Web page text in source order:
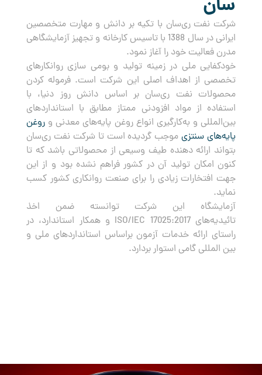
سان
شرکت نفت ری‌سان با تکیه بر دانش و مهارت متخصصین
ایرانی در سال 1388 با تاسیس کارخانه و تجهیز آزمایشگاهی
مدرن فعالیت خود را آغاز نمود.
خودکفایی ملی در زمینه تولید و بومی سازی روانکارهای
تخصصی از اهداف اصلی این شرکت است. فرموله کردن
محصولات نفت ری‌سان بر اساس دانش روز دنیا، با
استفاده از مواد افزودنی ممتاز مطابق با استانداردهای
بین‌المللی و به‌کارگیری انواع روغن پایه‌های معدنی وروغن
پایه‌های سنتزیموجب گردیده است تا شرکت نفت ری‌سان
بتواند ارائه دهنده طیف وسیعی از محصولاتی باشد که تا
کنون امکان تولید آن در کشور فراهم نشده بود و از این
جهت افتخارات زیادی را برای صنعت روانکاری کشور کسب
نماید.
آزمایشگاه این شرکت توانسته ضمن اخذ
تائیدیه‌های ISO/IEC 17025:2017 و همکار استاندارد، در
راستای ارائه خدمات آزمون براساس استانداردهای ملی و
بین المللی گامی استوار بردارد.